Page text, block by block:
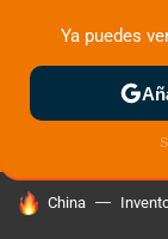
ZONA DE
HOY SE HABLA
China
Ya puedes